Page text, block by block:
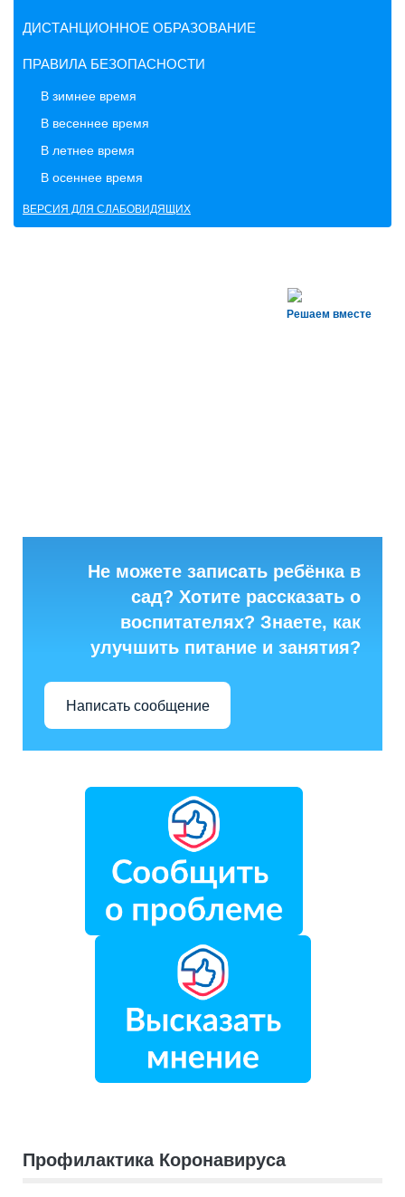
ДИСТАНЦИОННОЕ ОБРАЗОВАНИЕ
ПРАВИЛА БЕЗОПАСНОСТИ
В зимнее время
В весеннее время
В летнее время
В осеннее время
ВЕРСИЯ ДЛЯ СЛАБОВИДЯЩИХ
Решаем вместе
Не можете записать ребёнка в
сад? Хотите рассказать о
воспитателях? Знаете, как
улучшить питание и занятия?
Написать сообщение
Профилактика Коронавируса